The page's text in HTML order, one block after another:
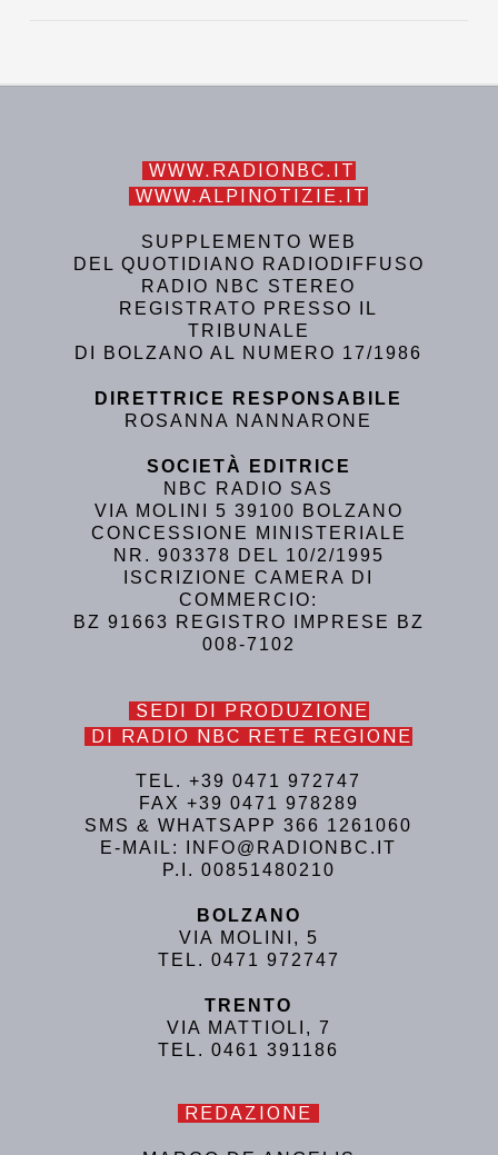
WWW.RADIONBC.IT
WWW.ALPINOTIZIE.IT
SUPPLEMENTO WEB
DEL QUOTIDIANO RADIODIFFUSO
RADIO NBC STEREO
REGISTRATO PRESSO IL
TRIBUNALE
DI BOLZANO AL NUMERO 17/1986
DIRETTRICE RESPONSABILE
ROSANNA NANNARONE
SOCIETÀ EDITRICE
NBC RADIO SAS
VIA MOLINI 5 39100 BOLZANO
CONCESSIONE MINISTERIALE
NR. 903378 DEL 10/2/1995
ISCRIZIONE CAMERA DI
COMMERCIO:
BZ 91663 REGISTRO IMPRESE BZ
008-7102
SEDI DI PRODUZIONE
DI RADIO NBC RETE REGIONE
TEL. +39 0471 972747
FAX +39 0471 978289
SMS & WHATSAPP 366 1261060
E-MAIL: INFO@RADIONBC.IT
P.I. 00851480210
BOLZANO
VIA MOLINI, 5
TEL. 0471 972747
TRENTO
VIA MATTIOLI, 7
TEL. 0461 391186
REDAZIONE